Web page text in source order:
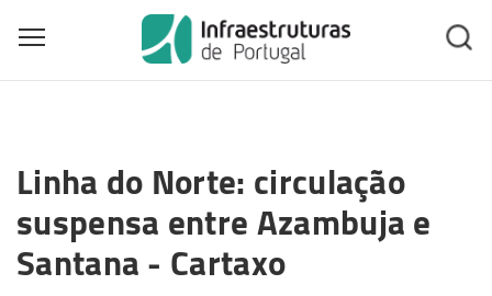
main
content
Toggle main menu visibility
Linha do Norte: circulação
suspensa entre Azambuja e
Santana - Cartaxo